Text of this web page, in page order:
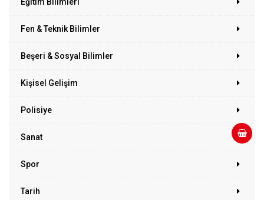
Eğitim Bilimleri
Fen & Teknik Bilimler
Beşeri & Sosyal Bilimler
Kişisel Gelişim
Polisiye
Sanat
Spor
Tarih